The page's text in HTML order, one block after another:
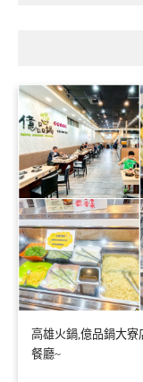
高雄火鍋,億品鍋大寮
餐廳~